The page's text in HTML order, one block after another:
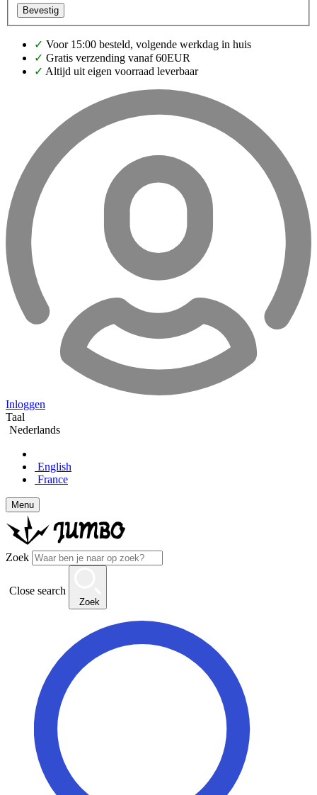
Bevestig
✓ Voor 15:00 besteld, volgende werkdag in huis
✓ Gratis verzending vanaf 60EUR
✓ Altijd uit eigen voorraad leverbaar
Inloggen
Taal
Nederlands
English
France
Menu
Zoek
Close search
Zoek